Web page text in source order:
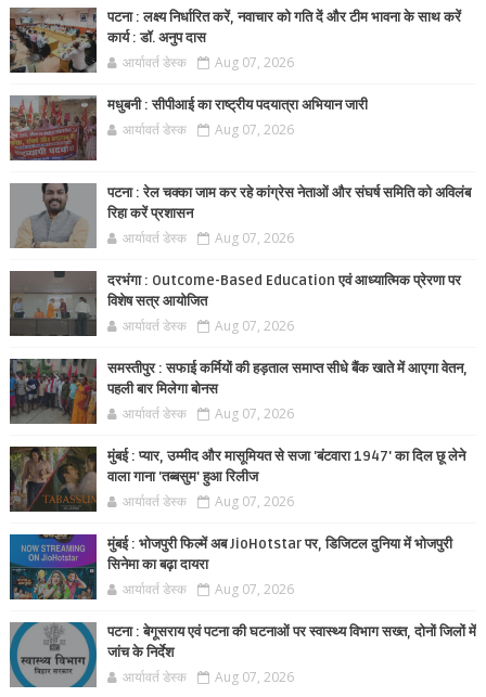
पटना : लक्ष्य निर्धारित करें, नवाचार को गति दें और टीम भावना के साथ करें
कार्य : डॉ. अनुप दास
आर्यावर्त डेस्क Aug 07, 2026
मधुबनी : सीपीआई का राष्ट्रीय पदयात्रा अभियान जारी
आर्यावर्त डेस्क Aug 07, 2026
पटना : रेल चक्का जाम कर रहे कांग्रेस नेताओं और संघर्ष समिति को अविलंब
रिहा करें प्रशासन
आर्यावर्त डेस्क Aug 07, 2026
दरभंगा : Outcome-Based Education एवं आध्यात्मिक प्रेरणा पर
विशेष सत्र आयोजित
आर्यावर्त डेस्क Aug 07, 2026
समस्तीपुर : सफाई कर्मियों की हड़ताल समाप्त सीधे बैंक खाते में आएगा वेतन,
पहली बार मिलेगा बोनस
आर्यावर्त डेस्क Aug 07, 2026
मुंबई : प्यार, उम्मीद और मासूमियत से सजा 'बंटवारा 1947' का दिल छू लेने
वाला गाना 'तब्बसुम' हुआ रिलीज
आर्यावर्त डेस्क Aug 07, 2026
मुंबई : भोजपुरी फिल्में अब JioHotstar पर, डिजिटल दुनिया में भोजपुरी
सिनेमा का बढ़ा दायरा
आर्यावर्त डेस्क Aug 07, 2026
पटना : बेगूसराय एवं पटना की घटनाओं पर स्वास्थ्य विभाग सख्त, दोनों जिलों में
जांच के निर्देश
आर्यावर्त डेस्क Aug 07, 2026